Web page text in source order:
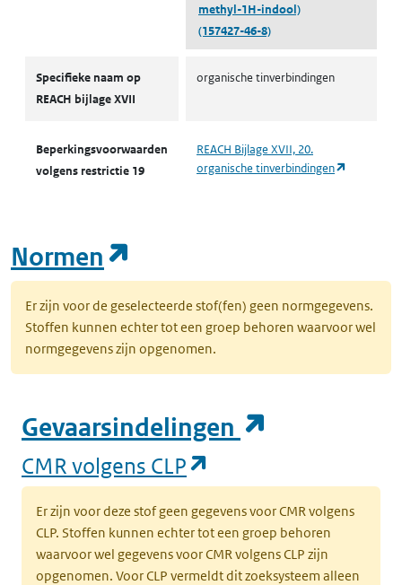
methyl-1H-indool)
(157427-46-8)
Specifieke naam op
REACH bijlage XVII
organische tinverbindingen
Beperkingsvoorwaarden
volgens restrictie 19
REACH Bijlage XVII, 20.
organische tinverbindingen
Normen
Er zijn voor de geselecteerde stof(fen) geen normgegevens.
Stoffen kunnen echter tot een groep behoren waarvoor wel
normgegevens zijn opgenomen.
Gevaarsindelingen
CMR volgens CLP
Er zijn voor deze stof geen gegevens voor CMR volgens
CLP. Stoffen kunnen echter tot een groep behoren
waarvoor wel gegevens voor CMR volgens CLP zijn
opgenomen. Voor CLP vermeldt dit zoeksysteem alleen